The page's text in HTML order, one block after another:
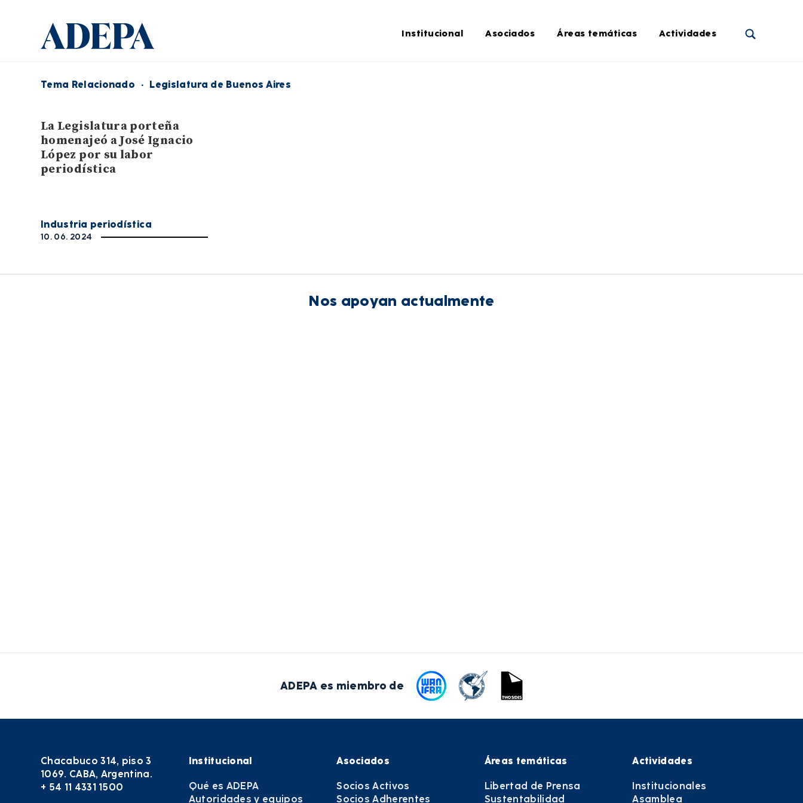
Institucional Asociados Áreas temáticas Actividades
Tema Relacionado · Legislatura de Buenos Aires
La Legislatura porteña
homenajeó a José Ignacio
López por su labor
periodística
Industria periodística
10. 06. 2024
Nos apoyan actualmente
ADEPA es miembro de
Chacabuco 314, piso 3
1069. CABA, Argentina.
+ 54 11 4331 1500
Institucional
Qué es ADEPA
Autoridades y equipos
Asociados
Socios Activos
Socios Adherentes
Áreas temáticas
Libertad de Prensa
Sustentabilidad
Actividades
Institucionales
Asamblea